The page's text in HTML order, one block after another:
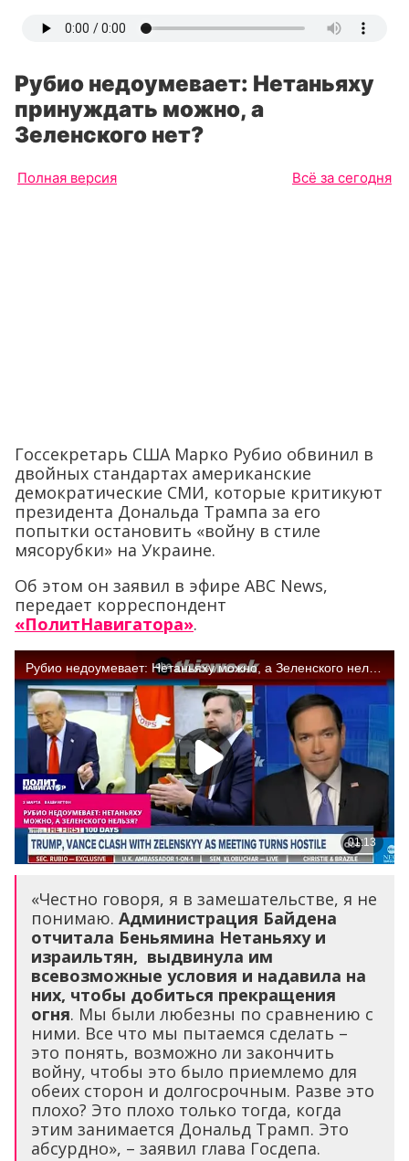
Рубио недоумевает: Нетаньяху
принуждать можно, а
Зеленского нет?
Полная версия Всё за сегодня
Госсекретарь США Марко Рубио обвинил в
двойных стандартах американские
демократические СМИ, которые критикуют
президента Дональда Трампа за его
попытки остановить «войну в стиле
мясорубки» на Украине.
Об этом он заявил в эфире АВС News,
передает корреспондент
«ПолитНавигатора».
«Честно говоря, я в замешательстве, я не
понимаю. Администрация Байдена
отчитала Беньямина Нетаньяху и
израильтян, выдвинула им
всевозможные условия и надавила на
них, чтобы добиться прекращения
огня. Мы были любезны по сравнению с
ними. Все что мы пытаемся сделать –
это понять, возможно ли закончить
войну, чтобы это было приемлемо для
обеих сторон и долгосрочным. Разве это
плохо? Это плохо только тогда, когда
этим занимается Дональд Трамп. Это
абсурдно», – заявил глава Госдепа.